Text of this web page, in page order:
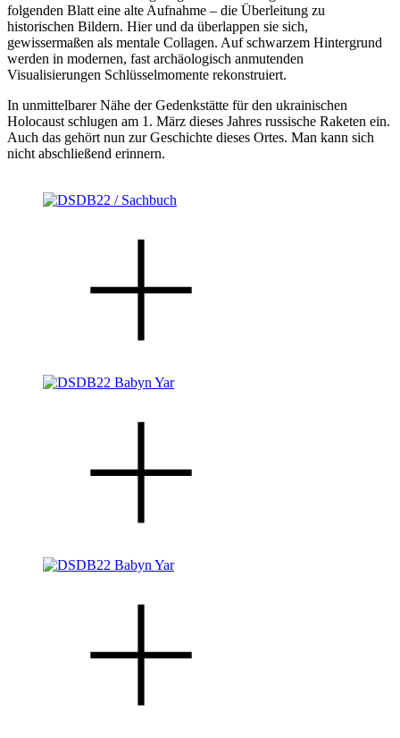
folgenden Blatt eine alte Aufnahme – die Überleitung zu
historischen Bildern. Hier und da überlappen sie sich,
gewissermaßen als mentale Collagen. Auf schwarzem Hintergrund
werden in modernen, fast archäologisch anmutenden
Visualisierungen Schlüsselmomente rekonstruiert.
In unmittelbarer Nähe der Gedenkstätte für den ukrainischen
Holocaust schlugen am 1. März dieses Jahres russische Raketen ein.
Auch das gehört nun zur Geschichte dieses Ortes. Man kann sich
nicht abschließend erinnern.